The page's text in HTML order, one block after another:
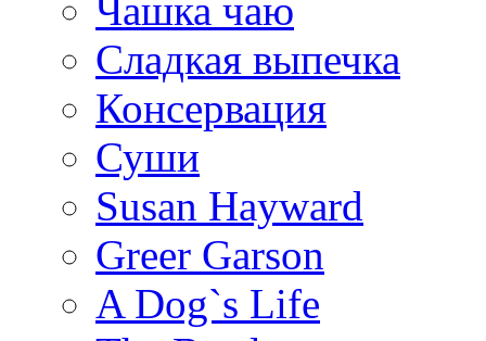
Чашка чаю
Сладкая выпечка
Консервация
Суши
Susan Hayward
Greer Garson
A Dog`s Life